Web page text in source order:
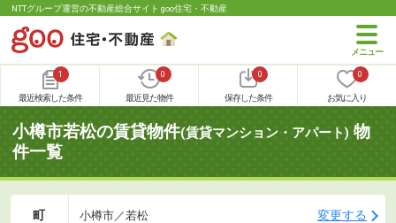
NTTグループ運営の不動産総合サイト goo住宅・不動産
1
最近検索した条件
0
最近見た物件
0
保存した条件
0
お気に入り
小樽市若松の賃貸物件(賃貸マンション・アパート) 物
件一覧
町 小樽市／若松 変更する